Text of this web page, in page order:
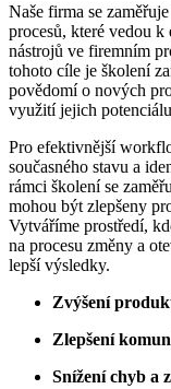
Naše firma se
procesů, které vedou
nástrojů ve firemním
tohoto cíle je školení
povědomí o nových
využití jejich
Pro efektivnější
současného stavu a
rámci školení se
mohou být zlepšeny
Vytváříme prostředí,
na procesu změny a
lepší výsledky.
Zvýšení
Zlepšení
Snížení chyb a